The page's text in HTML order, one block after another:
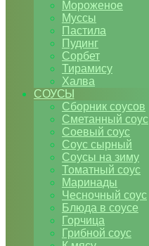
Мороженое
Муссы
Пастила
Пудинг
Сорбет
Тирамису
Халва
СОУСЫ
Сборник соусов
Сметанный соус
Соевый соус
Соус сырный
Соусы на зиму
Томатный соус
Маринады
Чесночный соус
Блюда в соусе
Горчица
Грибной соус